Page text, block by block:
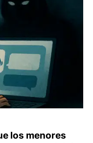
los menores